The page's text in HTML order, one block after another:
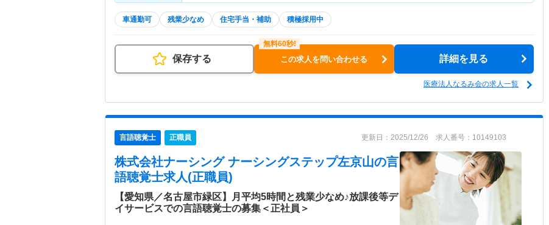
車通勤可 残業少なめ 住宅手当・補助 積極採用中
保存する この求人を問い合わせる 詳細を見る
医療法人なるみ会の求人一覧
言語聴覚士 正職員 更新日：2025/12/26 求人番号：10149103
株式会社ナーシング ナーシングステップ左京山の言
語聴覚士求人(正職員)
【愛知県／名古屋市緑区】月平均5時間と残業少なめ♪放課後等デ
イサービスでの言語聴覚士の募集＜正社員＞